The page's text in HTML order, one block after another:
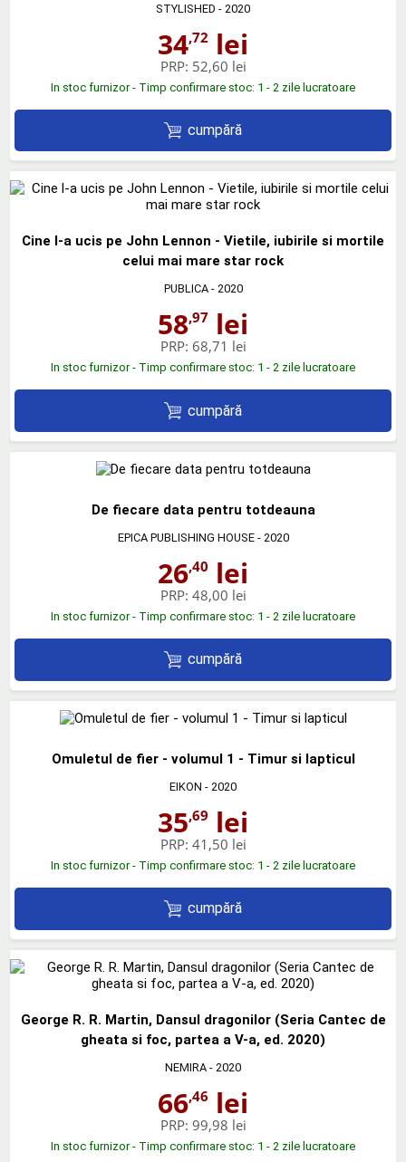
STYLISHED - 2020
34,72 lei
PRP: 52,60 lei
In stoc furnizor - Timp confirmare stoc: 1 - 2 zile lucratoare
cumpără
Cine l-a ucis pe John Lennon - Vietile, iubirile si mortile
celui mai mare star rock
PUBLICA- 2020
58,97 lei
PRP: 68,71 lei
In stoc furnizor - Timp confirmare stoc: 1 - 2 zile lucratoare
cumpără
De fiecare data pentru totdeauna
EPICA PUBLISHING HOUSE- 2020
26,40 lei
PRP: 48,00 lei
In stoc furnizor - Timp confirmare stoc: 1 - 2 zile lucratoare
cumpără
Omuletul de fier - volumul 1 - Timur si lapticul
EIKON - 2020
35,69 lei
PRP: 41,50 lei
In stoc furnizor - Timp confirmare stoc: 1 - 2 zile lucratoare
cumpără
George R. R. Martin, Dansul dragonilor (Seria Cantec de
gheata si foc, partea a V-a, ed. 2020)
NEMIRA - 2020
66,46 lei
PRP: 99,98 lei
In stoc furnizor - Timp confirmare stoc: 1 - 2 zile lucratoare